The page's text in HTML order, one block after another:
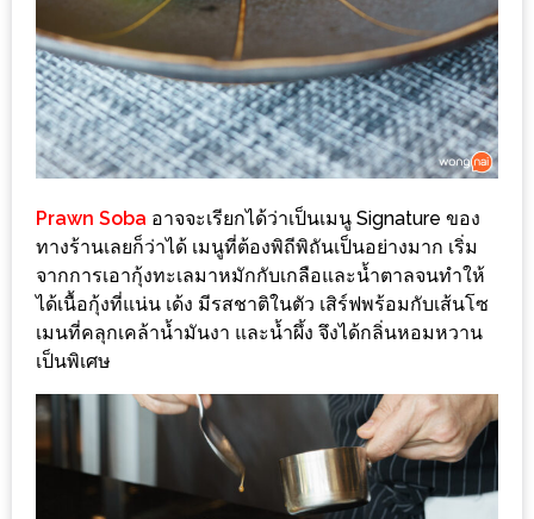
โล่
พร้อม
ชิม
และ
ช้อป
ที่
เดียว
ครบ
ที่
งาน
PRESENTS
FESTIVAL
Prawn Soba อาจจะเรียกได้ว่าเป็นเมนู Signature ของ
ทางร้านเลยก็ว่าได้ เมนูที่ต้องพิถีพิถันเป็นอย่างมาก เริ่ม
จากการเอากุ้งทะเลมาหมักกับเกลือและน้ำตาลจนทำให้
ได้เนื้อกุ้งที่แน่น เด้ง มีรสชาติในตัว เสิร์ฟพร้อมกับเส้นโซ
เมนที่คลุกเคล้าน้ำมันงา และน้ำผึ้ง จึงได้กลิ่นหอมหวาน
เป็นพิเศษ